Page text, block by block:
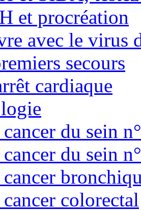
et procréation
avec le virus
secours
cardiaque
du sein
du sein
colorectal